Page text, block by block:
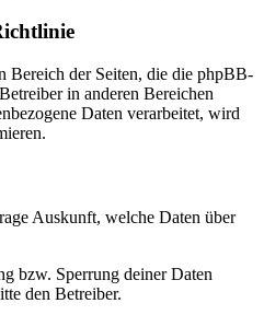
Bereich der Seiten, die die phpBB-
in anderen Bereichen
Daten verarbeitet, wird
Auskunft, welche Daten über
bzw. Sperrung deiner Daten
den Betreiber.